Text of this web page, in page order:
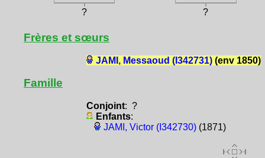
?
?
Frères et sœurs
JAMI, Messaoud (I342731)(env 1850)
Famille
Conjoint: ?
Enfants:
JAMI, Victor (I342730)(1871)